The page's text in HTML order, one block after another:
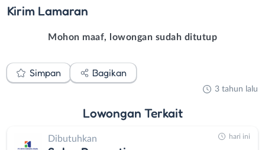
Kirim Lamaran
Mohon maaf, lowongan sudah ditutup
Simpan Bagikan
3 tahun lalu
Lowongan Terkait
Dibutuhkan hari ini